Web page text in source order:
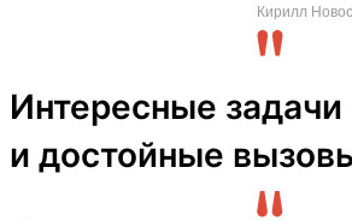
Кирилл
Интересные задачи
и достойные